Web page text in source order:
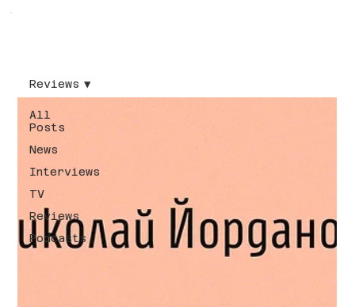
All
Posts
News
Interviews
TV
Reviews
Podcasts
Reviews